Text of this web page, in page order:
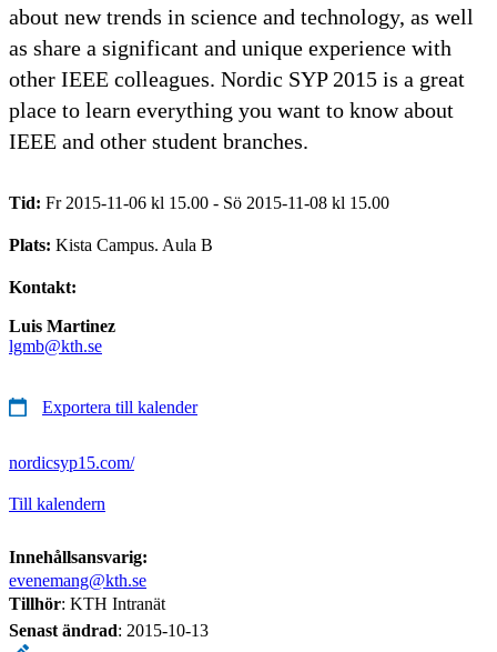
about new trends in science and technology, as well
as share a significant and unique experience with
other IEEE colleagues. Nordic SYP 2015 is a great
place to learn everything you want to know about
IEEE and other student branches.
Tid: Fr 2015-11-06 kl 15.00 - Sö 2015-11-08 kl 15.00
Plats: Kista Campus. Aula B
Kontakt:
Luis Martinez
lgmb@kth.se
Exportera till kalender
nordicsyp15.com/
Till kalendern
Innehållsansvarig:
evenemang@kth.se
Tillhör: KTH Intranät
Senast ändrad: 2015-10-13